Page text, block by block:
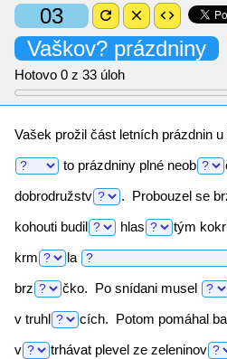
03 refresh close code
Vaškov? prázdniny
Hotovo 0 z 33 úloh
Vašek prožil část letních prázdnin u
to prázdniny plné neob
dobrodružstv
. Probouzel se
kohouti budil hlas tým
krm
la
brz
čko. Po snídani musel
v truhl cích. Potom pomáhal
v
trhávat plevel ze zeleninov